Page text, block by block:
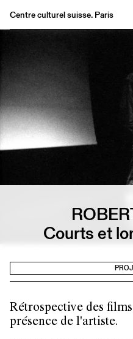
Centre culturel suisse. Paris
Buvette
Archives
Médiathèque
Éditions
Courts et
Rétrospective des
présence de l'artiste.